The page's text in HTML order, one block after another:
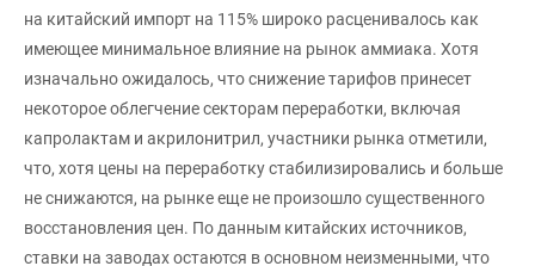
на китайский импорт на 115% широко расценивалось как
имеющее минимальное влияние на рынок аммиака. Хотя
изначально ожидалось, что снижение тарифов принесет
некоторое облегчение секторам переработки, включая
капролактам и акрилонитрил, участники рынка отметили,
что, хотя цены на переработку стабилизировались и больше
не снижаются, на рынке еще не произошло существенного
восстановления цен. По данным китайских источников,
ставки на заводах остаются в основном неизменными, что